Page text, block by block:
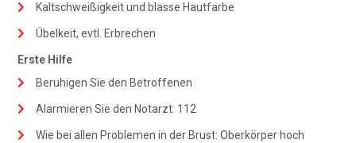
Kaltschweißigkeit und blasse Hautfarbe
Übelkeit, evtl. Erbrechen
Erste Hilfe
Beruhigen Sie den Betroffenen
Alarmieren Sie den Notarzt: 112
Wie bei allen Problemen in der Brust: Oberkörper hoch